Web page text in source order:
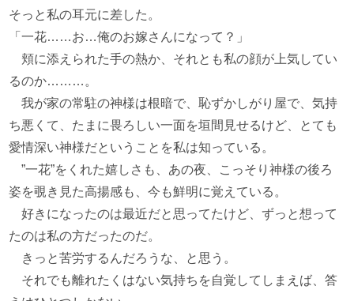
そっと私の耳元に差した。
「一花……お…俺のお嫁さんになって？」
頬に添えられた手の熱か、それとも私の顔が上気してい
るのか………。
我が家の常駐の神様は根暗で、恥ずかしがり屋で、気持
ち悪くて、たまに畏ろしい一面を垣間見せるけど、とても
愛情深い神様だということを私は知っている。
”一花”をくれた嬉しさも、あの夜、こっそり神様の後ろ
姿を覗き見た高揚感も、今も鮮明に覚えている。
好きになったのは最近だと思ってたけど、ずっと想って
たのは私の方だったのだ。
きっと苦労するんだろうな、と思う。
それでも離れたくはない気持ちを自覚してしまえば、答